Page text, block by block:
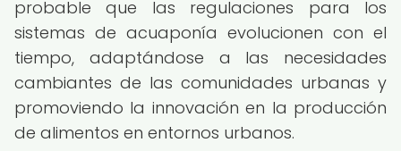
probable que las regulaciones para los
sistemas de acuaponía evolucionen con el
tiempo, adaptándose a las necesidades
cambiantes de las comunidades urbanas y
promoviendo la innovación en la producción
de alimentos en entornos urbanos.